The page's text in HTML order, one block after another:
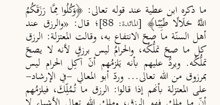
ما ذكره ابن عطية عند قوله تعالى: ﴿وَكُلُوا مِمَّا رَزَقَكُمُ
اللَّهُ حَلَالًا طَيِّبًا﴾ [المائدة: 88] ؛ قال: «والرزق عند
أهل السنة ما صحالانتفاع به، وقالت المعتزلة: الرزق
كلُ ما صح تملُكُه، والحرامُ ليس برزقٍ لأنه لا يصح
تملُكُه. ويردُ عليهم بأنه يَلزمُهم أن آكِل الحرام ليس
بمرزوق منالله تعالى... ورد أبو المعالي -في الإرشاد-
على المعتزلة بأنهم إذا قالوا: الرزق ما تُـمُلِكَ، فيلزمُهم